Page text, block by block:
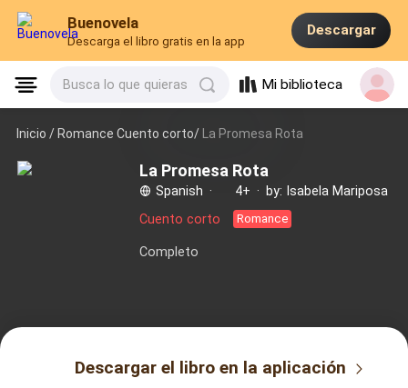
Buenovela
Descarga el libro gratis en la app
Descargar
Busca lo que quieras Mi biblioteca
Inicio /Romance Cuento corto/ La Promesa Rota
La Promesa Rota
Spanish · 4+ ·
by: Isabela Mariposa
Cuento corto
Romance
Completo
Descargar el libro en la aplicación